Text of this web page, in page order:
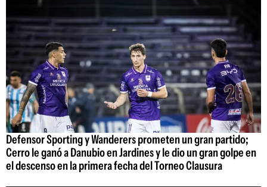
Defensor Sporting y Wanderers prometen un gran partido;
Cerro le ganó a Danubio en Jardines y le dio un gran golpe en
el descenso en la primera fecha del Torneo Clausura